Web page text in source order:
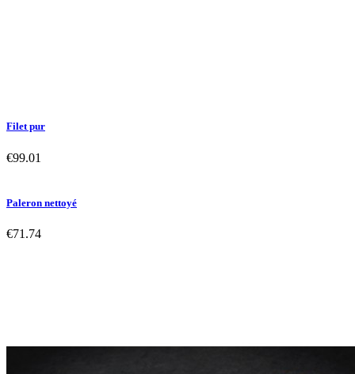
Filet pur
€99.01
Paleron nettoyé
€71.74